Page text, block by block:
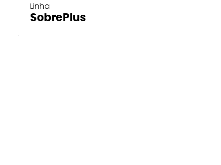
Linha
SobrePlus